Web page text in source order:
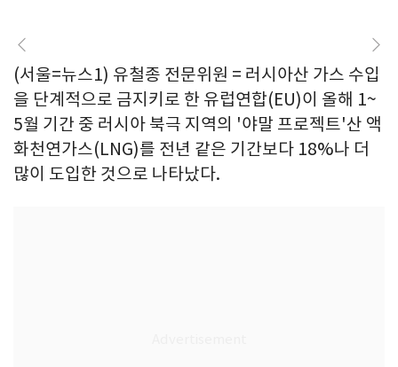
(서울=뉴스1) 유철종 전문위원 = 러시아산 가스 수입
을 단계적으로 금지키로 한 유럽연합(EU)이 올해 1~
5월 기간 중 러시아 북극 지역의 '야말 프로젝트'산 액
화천연가스(LNG)를 전년 같은 기간보다 18%나 더
많이 도입한 것으로 나타났다.